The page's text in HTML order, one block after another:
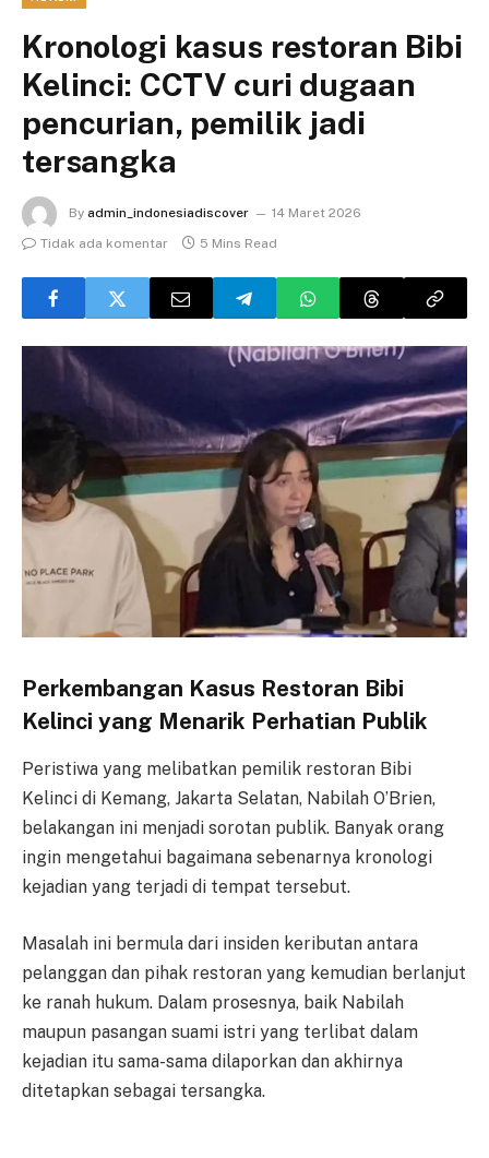
Kronologi kasus restoran Bibi
Kelinci: CCTV curi dugaan
pencurian, pemilik jadi
tersangka
By admin_indonesiadiscover
14 Maret 2026
Tidak ada komentar
5 Mins Read
Perkembangan Kasus Restoran Bibi
Kelinci yang Menarik Perhatian Publik
Peristiwa yang melibatkan pemilik restoran Bibi
Kelinci di Kemang, Jakarta Selatan, Nabilah O’Brien,
belakangan ini menjadi sorotan publik. Banyak orang
ingin mengetahui bagaimana sebenarnya kronologi
kejadian yang terjadi di tempat tersebut.
Masalah ini bermula dari insiden keributan antara
pelanggan dan pihak restoran yang kemudian berlanjut
ke ranah hukum. Dalam prosesnya, baik Nabilah
maupun pasangan suami istri yang terlibat dalam
kejadian itu sama-sama dilaporkan dan akhirnya
ditetapkan sebagai tersangka.